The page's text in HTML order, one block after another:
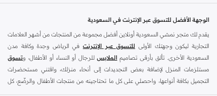
تصاميم عصرية
مواد عالية الجودة
أنماط متعددة الاستخدامات
مثالية لأي خزانة ملابس
الوجهة الأفضل للتسوق عبر الإنترنت في السعودية
يقدم لك متجر نمشي السعودية أونلاين أفضل مجموعة من المنتجات من أشهر العلامات
التجارية ليكون وجهتك الأولى للتسوق عبر الإنترنت في الرياض وجدة وكافة مدن
السعودية الأخرى. تألق بأرقى تصاميم الملابس للرجال أو النساء أو الأطفال، وتسوق
مستلزمات المنزل لإضافة بعض التجديدات إلى أنحاء منزلك، واقتني مستحضرات
التجميل بكافة أنواعها، واحصلي على كل ما تحتاجينه من منتجات الأطفال والرضّع، كل